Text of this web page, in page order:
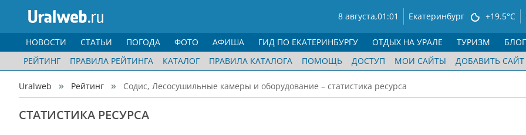
8 августа,01:01 Екатеринбург +19.5°C
НОВОСТИ СТАТЬИ ПОГОДА ФОТО АФИША ГИД ПО ЕКАТЕРИНБУРГУ ОТДЫХ НА УРАЛЕ ТУРИЗМ
РЕЙТИНГ
ПРАВИЛА РЕЙТИНГА КАТАЛОГ ПРАВИЛА КАТАЛОГА ПОМОЩЬ ДОСТУП МОИ САЙТЫ ДОБАВИТЬ САЙТ
Uralweb Рейтинг Содис, Лесосушильные камеры и оборудование – статистика ресурса
CТАТИСТИКА РЕСУРСА